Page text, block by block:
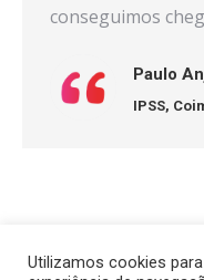
conseguimos
Paulo
IPSS,
Utilizamos cookies